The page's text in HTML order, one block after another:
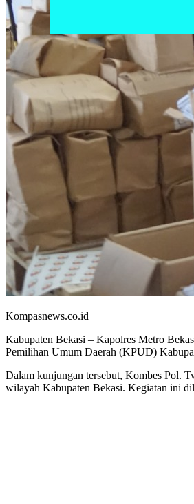
Kompasnews.co.id
Kabupaten Bekasi – Kapolres Metro
Pemilihan Umum Daerah (KPUD)
Dalam kunjungan tersebut, Kombes Pol.
wilayah Kabupaten Bekasi. Kegiatan ini